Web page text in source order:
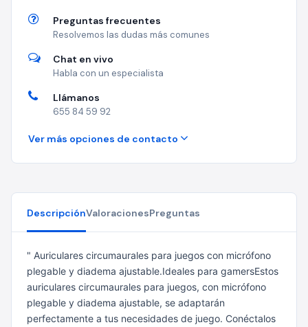
Preguntas frecuentes
Resolvemos las dudas más comunes
Chat en vivo
Habla con un especialista
Llámanos
655 84 59 92
Ver más opciones de contacto
DescripciónValoracionesPreguntas
" Auriculares circumaurales para juegos con micrófono
plegable y diadema ajustable.Ideales para gamersEstos
auriculares circumaurales para juegos, con micrófono
plegable y diadema ajustable, se adaptarán
perfectamente a tus necesidades de juego. Conéctalos